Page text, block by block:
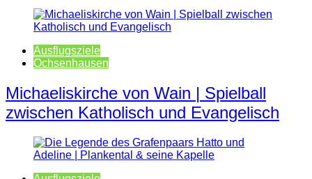
Ausflugsziele
Ochsenhausen
Michaeliskirche von Wain | Spielball
zwischen Katholisch und Evangelisch